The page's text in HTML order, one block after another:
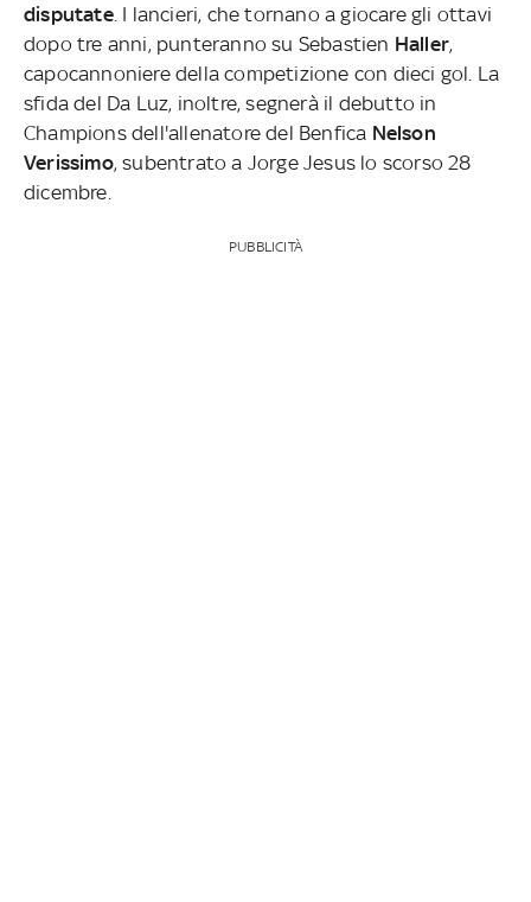
disputate. I lancieri, che tornano a giocare gli ottavi
dopo tre anni, punteranno su Sebastien Haller,
capocannoniere della competizione con dieci gol. La
sfida del Da Luz, inoltre, segnerà il debutto in
Champions dell'allenatore del Benfica Nelson
Verissimo, subentrato a Jorge Jesus lo scorso 28
dicembre.
PUBBLICITÀ